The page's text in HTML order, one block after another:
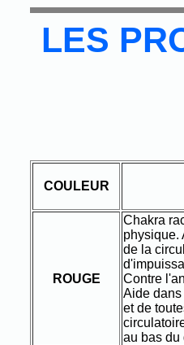
LES
COULEUR
ROUGE
Chakra
physique.
de la
Contre
Aide dans
et de
au bas du